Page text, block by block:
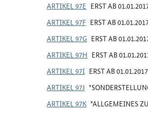
ARTIKEL 97E ERST AB
ARTIKEL 97F ERST AB
ARTIKEL 97G ERST AB
ARTIKEL 97H ERST AB
ARTIKEL 97I ERST AB
ARTIKEL 97J
ARTIKEL 97K "ALLGEMEINES